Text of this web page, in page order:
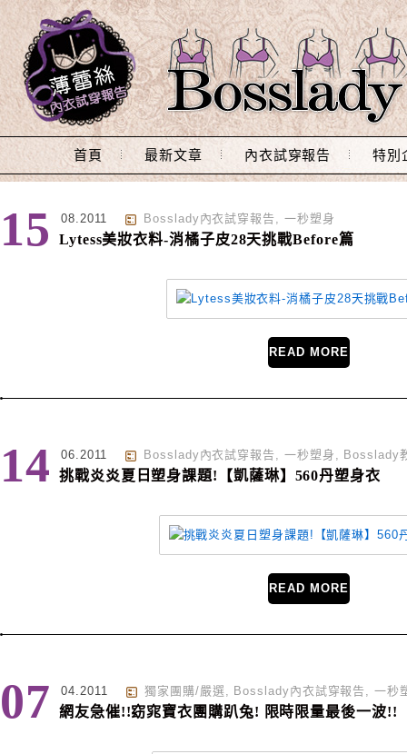
Main Menu
首頁 最新文章 內衣試穿報告 特別
15 08.2011 Bosslady內衣試穿報告 , 一秒塑身
Lytess美妝衣料-消橘子皮28天挑戰Before篇
READ MORE
14 06.2011 Bosslady內衣試穿報告 , 一秒塑身 , Bosslady
挑戰炎炎夏日塑身課題!【凱薩琳】560丹塑身衣
READ MORE
07 04.2011 獨家團購/嚴選, Bosslady內衣試穿報告 ,一秒
網友急催!!窈窕寶衣團購趴兔! 限時限量最後一波!!